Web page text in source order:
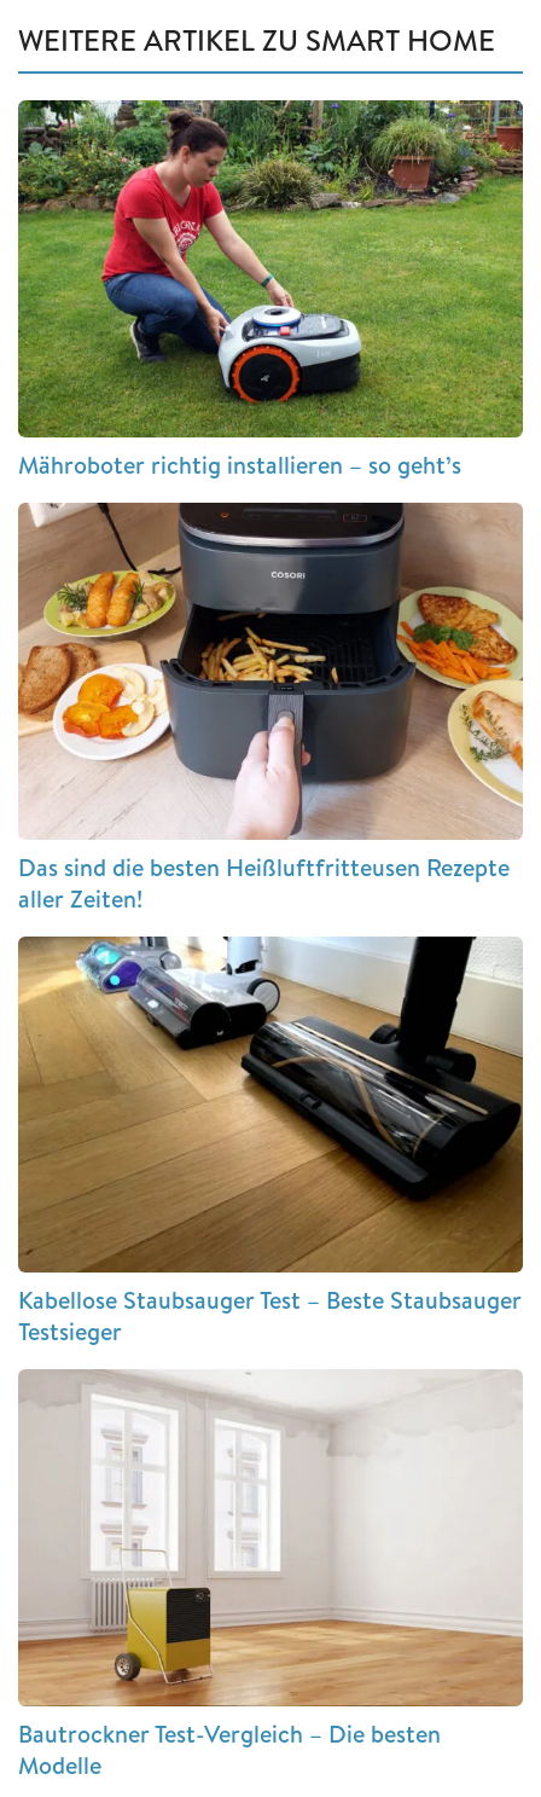
WEITERE ARTIKEL ZU SMART HOME
Mähroboter richtig installieren – so geht’s
Das sind die besten Heißluftfritteusen Rezepte
aller Zeiten!
Kabellose Staubsauger Test – Beste Staubsauger
Testsieger
Bautrockner Test-Vergleich – Die besten
Modelle